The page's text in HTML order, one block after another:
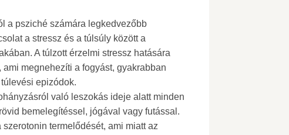
a psziché számára legkedvezőbb
a stressz és a túlsúly között a
A túlzott érzelmi stressz hatására
megnehezíti a fogyást, gyakrabban
epizódok.
való leszokás ideje alatt minden
bemelegítéssel, jógával vagy futással.
termelődését, ami miatt az